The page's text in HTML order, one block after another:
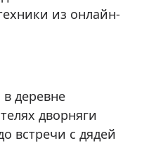
из онлайн-
деревне
дворняги
встречи с дядей